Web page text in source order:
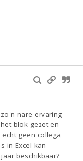
nare ervaring
blok gezet en
geen collega
in Excel kan
beschikbaar?